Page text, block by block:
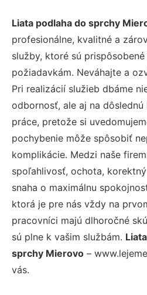
Liata podlaha do sprchy
profesionálne, kvalitné a
služby, ktoré sú
požiadavkám. Neváhajte a
Pri realizácií služieb dbáme
odbornosť, ale aj na
práce, pretože si
pochybenie môže spôsobiť
komplikácie. Medzi naše
spoľahlivosť, ochota,
snaha o maximálnu
ktorá je pre nás vždy na
pracovníci majú dlhoročné
sú plne k vašim službám.
sprchy Mierovo –
vás.